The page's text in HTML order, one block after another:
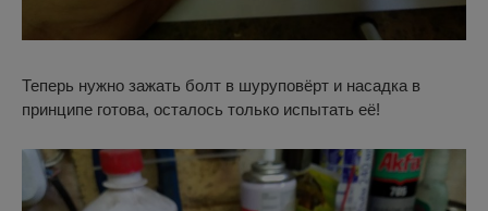
Теперь нужно зажать болт в шуруповёрт и насадка в
принципе готова, осталось только испытать её!